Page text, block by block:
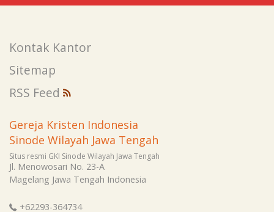
Kontak Kantor
Sitemap
RSS Feed
Gereja Kristen Indonesia
Sinode Wilayah Jawa Tengah
Situs resmi GKI Sinode Wilayah Jawa Tengah
Jl. Menowosari No. 23-A
Magelang Jawa Tengah Indonesia
+62293-364734